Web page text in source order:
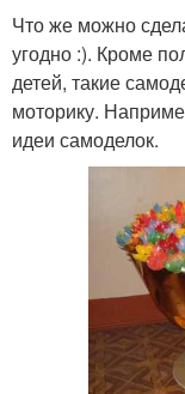
Что же можно
угодно :). Кроме
детей, такие
моторику.
идеи самоделок.